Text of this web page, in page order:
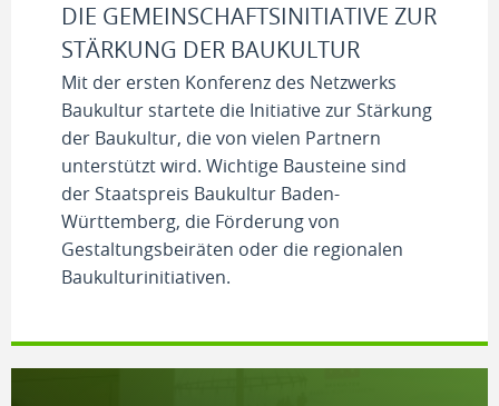
DIE GEMEINSCHAFTSINITIATIVE ZUR
STÄRKUNG DER BAUKULTUR
Mit der ersten Konferenz des Netzwerks
Baukultur startete die Initiative zur Stärkung
der Baukultur, die von vielen Partnern
unterstützt wird. Wichtige Bausteine sind
der Staatspreis Baukultur Baden-
Württemberg, die Förderung von
Gestaltungsbeiräten oder die regionalen
Baukulturinitiativen.